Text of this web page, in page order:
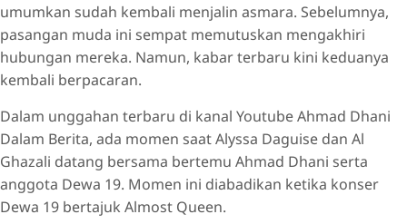
umumkan sudah kembali menjalin asmara. Sebelumnya,
pasangan muda ini sempat memutuskan mengakhiri
hubungan mereka. Namun, kabar terbaru kini keduanya
kembali berpacaran.
Dalam unggahan terbaru di kanal Youtube Ahmad Dhani
Dalam Berita, ada momen saat Alyssa Daguise dan Al
Ghazali datang bersama bertemu Ahmad Dhani serta
anggota Dewa 19. Momen ini diabadikan ketika konser
Dewa 19 bertajuk Almost Queen.